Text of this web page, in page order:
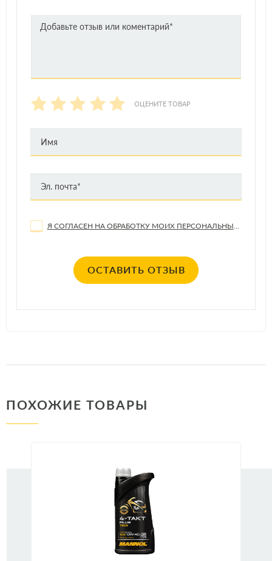
ОЦЕНИТЕ ТОВАР
ОСТАВИТЬ ОТЗЫВ
ПОХОЖИЕ ТОВАРЫ